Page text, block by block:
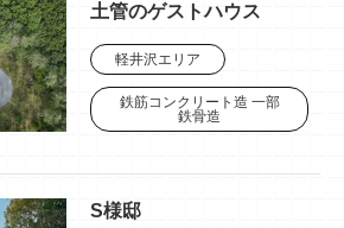
土管のゲストハウス
軽井沢エリア
鉄筋コンクリート造 一部
鉄骨造
S様邸